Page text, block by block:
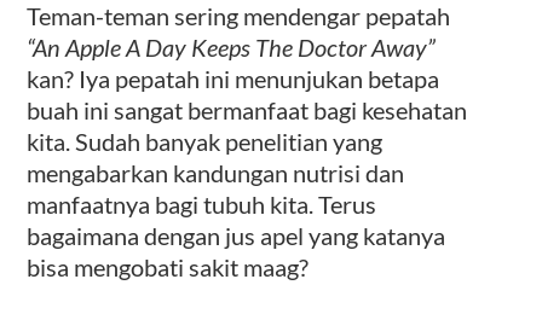
Teman-teman sering mendengar pepatah
“An Apple A Day Keeps The Doctor Away”
kan? Iya pepatah ini menunjukan betapa
buah ini sangat bermanfaat bagi kesehatan
kita. Sudah banyak penelitian yang
mengabarkan kandungan nutrisi dan
manfaatnya bagi tubuh kita. Terus
bagaimana dengan jus apel yang katanya
bisa mengobati sakit maag?